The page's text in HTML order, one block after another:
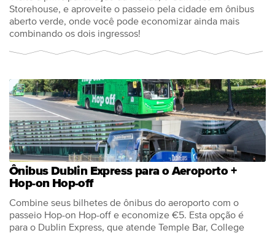
Storehouse, e aproveite o passeio pela cidade em ônibus
aberto verde, onde você pode economizar ainda mais
combinando os dois ingressos!
Ônibus Dublin Express para o Aeroporto +
Hop-on Hop-off
Combine seus bilhetes de ônibus do aeroporto com o
passeio Hop-on Hop-off e economize €5. Esta opção é
para o Dublin Express, que atende Temple Bar, College